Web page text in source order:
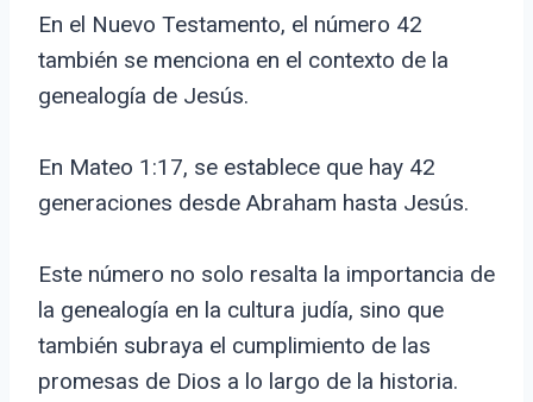
En el Nuevo Testamento, el número 42
también se menciona en el contexto de la
genealogía de Jesús.
En Mateo 1:17, se establece que hay 42
generaciones desde Abraham hasta Jesús.
Este número no solo resalta la importancia de
la genealogía en la cultura judía, sino que
también subraya el cumplimiento de las
promesas de Dios a lo largo de la historia.